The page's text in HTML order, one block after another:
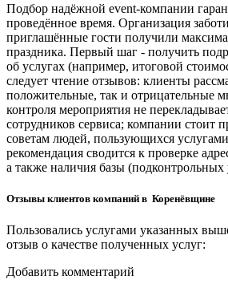
Подбор надёжной event-компании
проведённое время. Организация
приглашённые гости получили
праздника. Первый шаг - получить
об услугах (например, итоговой
следует чтение отзывов: клиенты
положительные, так и отрицательные
контроля мероприятия не
сотрудников сервиса; компании стоит
советам людей, пользующихся
рекомендация сводится к проверке
а также наличия базы
Отзывы клиентов компаний в Коренёвщине
Пользовались услугами указанных
отзыв о качестве полученных услуг:
Добавить комментарий